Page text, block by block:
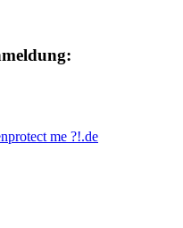
protect me ?!.de